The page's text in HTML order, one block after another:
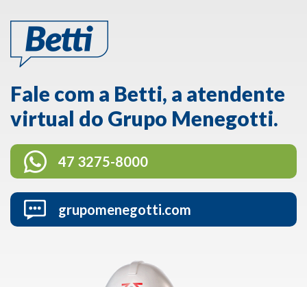
Fale com a Betti, a atendente
virtual do Grupo Menegotti.
47 3275-8000
grupomenegotti.com